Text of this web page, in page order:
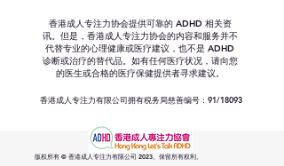
香港成人专注力协会提供可靠的 ADHD 相关资
讯。但是，香港成人专注力协会的内容和服务并不
代替专业的心理健康或医疗建议，也不是 ADHD
诊断或治疗的替代品。如有任何医疗状况，请向您
的医生或合格的医疗保健提供者寻求建议。
香港成人专注力有限公司拥有税务局慈善编号：91/18093
版权所有 © 香港成人专注力有限公司 2023。保留所有权利。